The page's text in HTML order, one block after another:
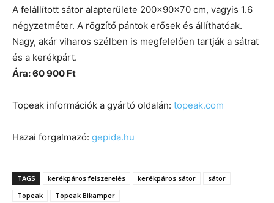
A felállított sátor alapterülete 200x90x70 cm, vagyis 1.6
négyzetméter. A rögzítő pántok erősek és állíthatóak.
Nagy, akár viharos szélben is megfelelően tartják a sátrat
és a kerékpárt.
Ára: 60 900 Ft
Topeak információk a gyártó oldalán: topeak.com
Hazai forgalmazó: gepida.hu
TAGS kerékpáros felszerelés kerékpáros sátor
sátor
Topeak
Topeak Bikamper